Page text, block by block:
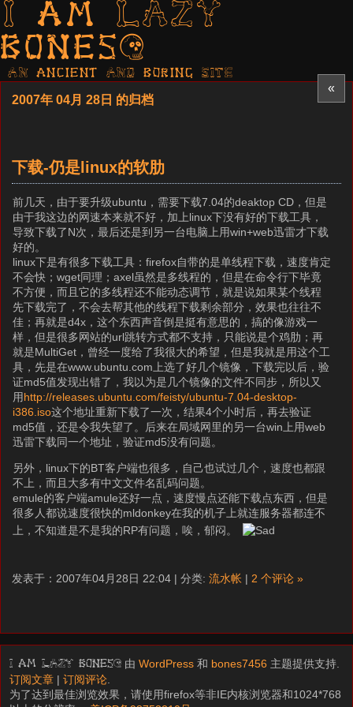
I am LAZY
bones?
AN ancient AND boring SITE
«
2007年 04月 28日 的归档
下载-仍是linux的软肋
前几天，由于要升级ubuntu，需要下载7.04的deaktop CD，但是
由于我这边的网速本来就不好，加上linux下没有好的下载工具，
导致下载了N次，最后还是到另一台电脑上用win+web迅雷才下载
好的。
linux下是有很多下载工具：firefox自带的是单线程下载，速度肯定
不会快；wget同理；axel虽然是多线程的，但是在命令行下毕竟
不方便，而且它的多线程还不能动态调节，就是说如果某个线程
先下载完了，不会去帮其他的线程下载剩余部分，效果也往往不
佳；再就是d4x，这个东西声音倒是挺有意思的，搞的像游戏一
样，但是很多网站的url跳转方式都不支持，只能说是个鸡肋；再
就是MultiGet，曾经一度给了我很大的希望，但是我就是用这个工
具，先是在www.ubuntu.com上选了好几个镜像，下载完以后，验
证md5值发现出错了，我以为是几个镜像的文件不同步，所以又
用http://releases.ubuntu.com/feisty/ubuntu-7.04-desktop-
i386.iso这个地址重新下载了一次，结果4个小时后，再去验证
md5值，还是令我失望了。后来在局域网里的另一台win上用web
迅雷下载同一个地址，验证md5没有问题。
另外，linux下的BT客户端也很多，自己也试过几个，速度也都跟
不上，而且大多有中文文件名乱码问题。
emule的客户端amule还好一点，速度慢点还能下载点东西，但是
很多人都说速度很快的mldonkey在我的机子上就连服务器都连不
上，不知道是不是我的RP有问题，唉，郁闷。
发表于：2007年04月28日 22:04 | 分类: 流水帐 | 2 个评论 »
I am LAZY bones? 由WordPress 和 bones7456 主题提供支持.
订阅文章 |订阅评论
为了达到最佳浏览效果，请使用firefox等非IE内核浏览器和1024*768